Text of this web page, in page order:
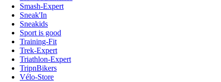
Smash-Expert
Sneak'In
Sneakids
Sport is good
Training-Fit
Trek-Expert
Triathlon-Expert
TripnBikers
Vélo-Store